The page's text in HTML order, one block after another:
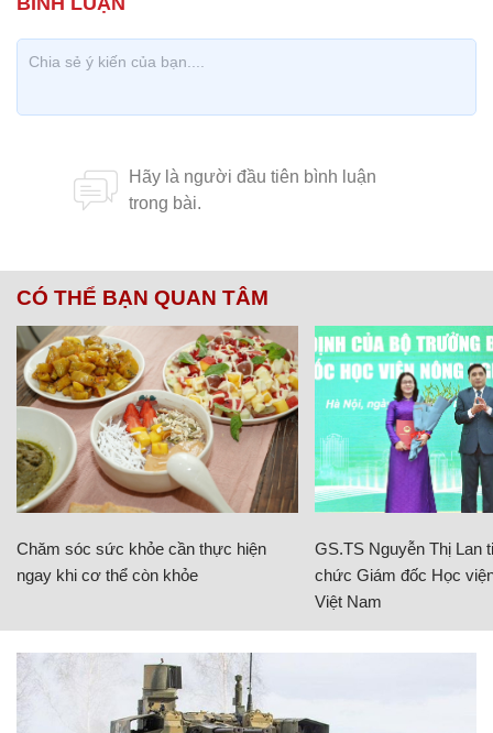
CÓ THỂ BẠN QUAN TÂM
Chăm sóc sức khỏe cần thực hiện
ngay khi cơ thể còn khỏe
GS.TS Nguyễn Thị Lan
chức Giám đốc Học
Việt Nam